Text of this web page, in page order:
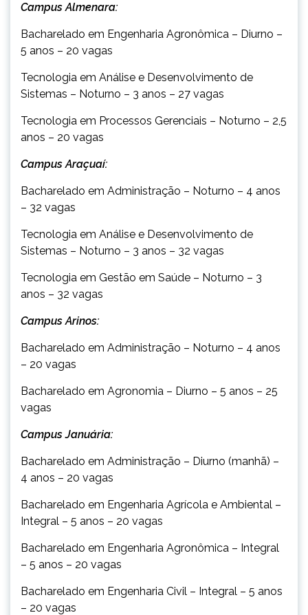
Campus Almenara:
Bacharelado em Engenharia Agronômica – Diurno –
5 anos – 20 vagas
Tecnologia em Análise e Desenvolvimento de
Sistemas – Noturno – 3 anos – 27 vagas
Tecnologia em Processos Gerenciais – Noturno – 2,5
anos – 20 vagas
Campus Araçuaí:
Bacharelado em Administração – Noturno – 4 anos
– 32 vagas
Tecnologia em Análise e Desenvolvimento de
Sistemas – Noturno – 3 anos – 32 vagas
Tecnologia em Gestão em Saúde – Noturno – 3
anos – 32 vagas
Campus Arinos:
Bacharelado em Administração – Noturno – 4 anos
– 20 vagas
Bacharelado em Agronomia – Diurno – 5 anos – 25
vagas
Campus Januária:
Bacharelado em Administração – Diurno (manhã) –
4 anos – 20 vagas
Bacharelado em Engenharia Agrícola e Ambiental –
Integral – 5 anos – 20 vagas
Bacharelado em Engenharia Agronômica – Integral
– 5 anos – 20 vagas
Bacharelado em Engenharia Civil – Integral – 5 anos
– 20 vagas